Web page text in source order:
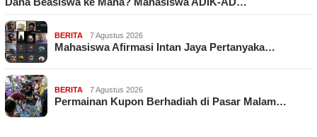
BERITA 7 Agustus 2026
Mahasiswa Afirmasi Intan Jaya Pertanyaka…
BERITA 7 Agustus 2026
Permainan Kupon Berhadiah di Pasar Malam…